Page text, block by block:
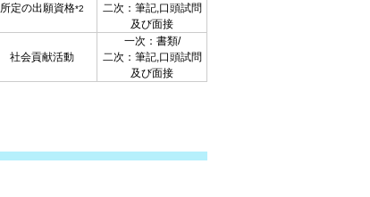
所定の出願資格*2
二次：筆記,口頭試問
及び面接
社会貢献活動
一次：書類/
二次：筆記,口頭試問
及び面接